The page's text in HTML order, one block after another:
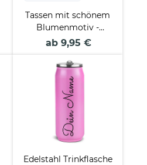
Tassen mit schönem
Blumenmotiv -
Allerbeste
ab 9,95 €
Edelstahl Trinkflasche